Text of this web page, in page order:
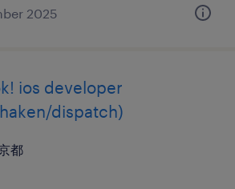
2025
ios developer
dispatch)
都